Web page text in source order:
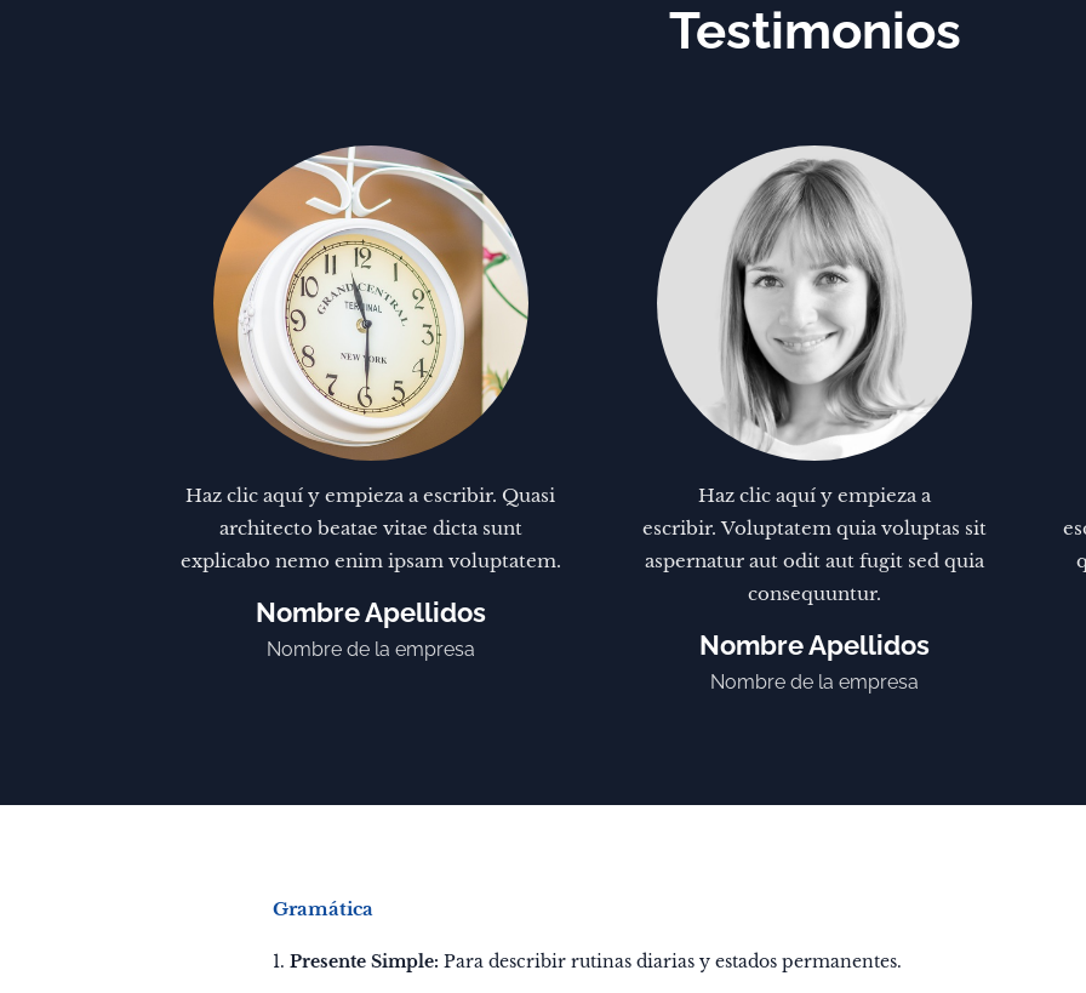
Testimonios
Haz clic aquí y empieza a escribir. Quasi
architecto beatae vitae dicta sunt
explicabo nemo enim ipsam voluptatem.
Nombre Apellidos
Nombre de la empresa
Haz clic aquí y empieza a
escribir. Voluptatem quia voluptas sit
aspernatur aut odit aut fugit sed quia
consequuntur.
Nombre Apellidos
Nombre de la empresa
Gramática
1. Presente Simple: Para describir rutinas diarias y estados permanentes.